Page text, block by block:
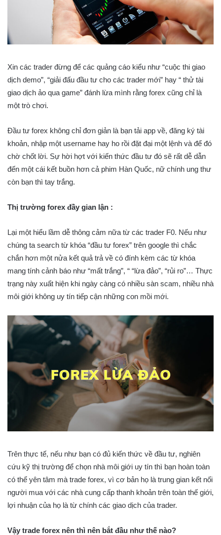
Xin các trader đừng để các quảng cáo kiểu như “cuộc thi giao
dịch demo”, “giải đấu đầu tư cho các trader mới” hay “ thử tài
giao dịch ảo qua game” đánh lừa mình rằng forex cũng chỉ là
một trò chơi.
Đầu tư forex không chỉ đơn giản là bạn tải app về, đăng ký tài
khoản, nhập một username hay ho rồi đặt đại một lệnh và để đó
chờ chốt lời. Sự hời hợt với kiến thức đầu tư đó sẽ rất dễ dẫn
đến một cái kết buồn hơn cả phim Hàn Quốc, nữ chính ung thư
còn bạn thì tay trắng.
Thị trường forex đầy gian lận :
Lại một hiểu lầm dễ thông cảm nữa từ các trader F0. Nếu như
chúng ta search từ khóa “đầu tư forex” trên google thì chắc
chắn hơn một nửa kết quả trả về có đính kèm các từ khóa
mang tính cảnh báo như “mất trắng”, “ “lừa đảo”, “rủi ro”… Thực
trạng này xuất hiện khi ngày càng có nhiều sàn scam, nhiều nhà
môi giới không uy tín tiếp cận những con mồi mới.
Trên thực tế, nếu như bạn có đủ kiến thức về đầu tư, nghiên
cứu kỹ thị trường để chọn nhà môi giới uy tín thì bạn hoàn toàn
có thể yên tâm mà trade forex, vì cơ bản họ là trung gian kết nối
người mua với các nhà cung cấp thanh khoản trên toàn thế giới,
lợi nhuận của họ là từ chính các giao dịch của trader.
Vậy trade forex nên thì nên bắt đầu như thế nào?